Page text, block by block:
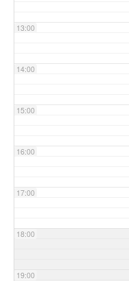
13:00
14:00
15:00
16:00
17:00
18:00
19:00